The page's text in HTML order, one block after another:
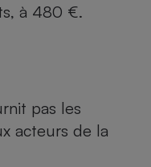
à 480 €.
pas les
acteurs de la